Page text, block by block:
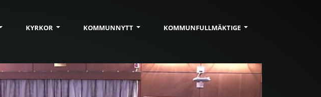
KYRKOR KOMMUNNYTT KOMMUNFULLMÄKTIGE